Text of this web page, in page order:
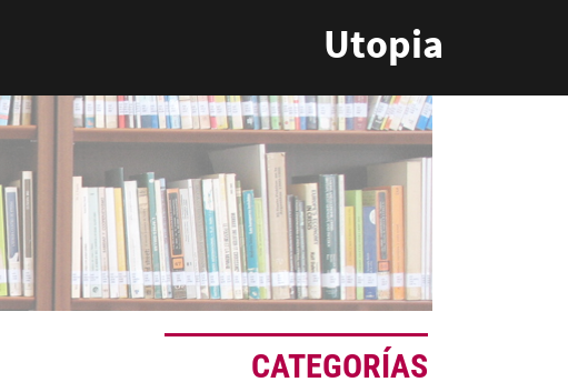
Utopia
CATEGORÍAS